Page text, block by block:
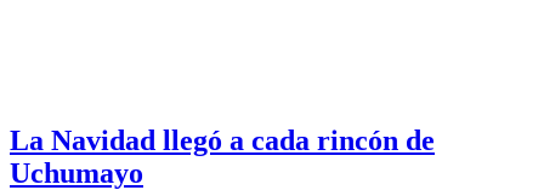
La Navidad llegó a cada rincón de
Uchumayo